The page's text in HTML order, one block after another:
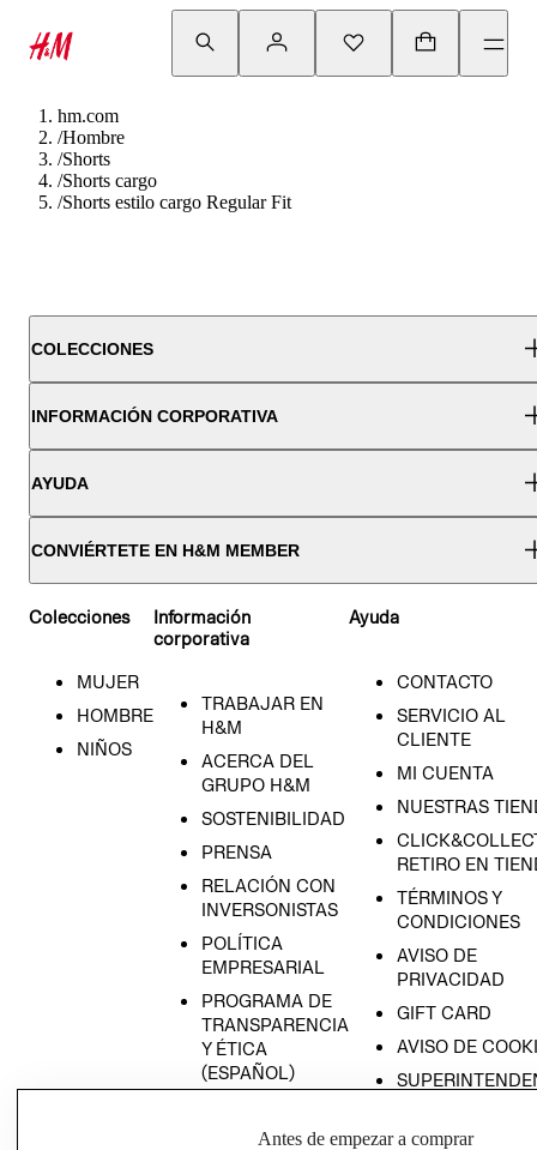
hm.com
/Hombre
/Shorts
/Shorts cargo
/Shorts estilo cargo Regular Fit
COLECCIONES
INFORMACIÓN CORPORATIVA
AYUDA
CONVIÉRTETE EN H&M MEMBER
Colecciones
MUJER
HOMBRE
NIÑOS
Información
corporativa
TRABAJAR EN
H&M
ACERCA DEL
GRUPO H&M
SOSTENIBILIDAD
PRENSA
RELACIÓN CON
INVERSONISTAS
POLÍTICA
EMPRESARIAL
PROGRAMA DE
TRANSPARENCIA
Y ÉTICA
(ESPAÑOL)
TRANSPARENCIA
Ayuda
CONTACTO
SERVICIO AL
CLIENTE
MI CUENTA
NUESTRAS
RETIRO EN
TÉRMINOS Y
CONDICIONES
AVISO DE
PRIVACIDAD
GIFT CARD
AVISO DE
Antes de empezar a comprar